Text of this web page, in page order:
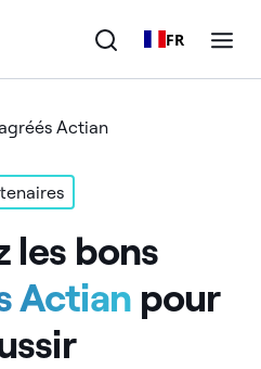
FR
les bons
Actian pour